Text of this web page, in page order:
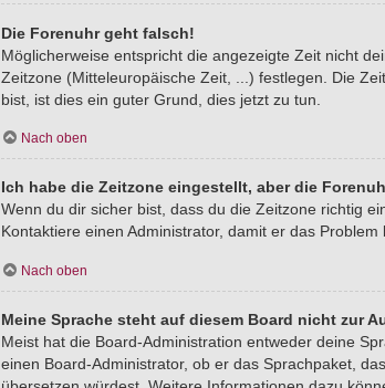
Die Forenuhr geht falsch!
Möglicherweise entspricht die angezeigte Zeit nicht
Zeitzone (Mitteleuropäische Zeit, ...) festlegen. Die
bist, ist dies ein guter Grund, dies jetzt zu tun.
Nach oben
Ich habe die Zeitzone eingestellt, aber die
Wenn du dir sicher bist, dass du die Zeitzone richtig
Kontaktiere einen Administrator, damit er das Problem
Nach oben
Meine Sprache steht auf diesem Board nicht zur
Meist hat die Board-Administration entweder deine
einen Board-Administrator, ob er das Sprachpaket,